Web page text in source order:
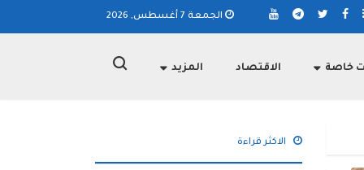
الجمعة 7 أغسطس, 2026
خاصة الاقتصاد المزيد
الاكثر قراءة